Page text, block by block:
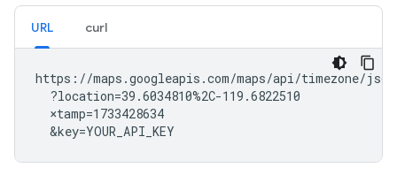
URL curl
https://maps.googleapis.com/maps/api/timezone/json
  ?location=39.6034810%2C-119.6822510
  ×tamp=1733428634
  &key=YOUR_API_KEY